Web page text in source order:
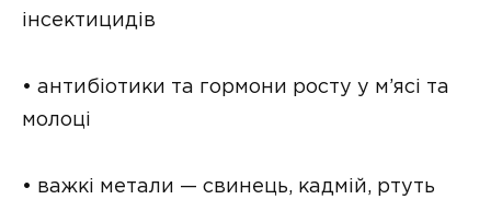
інсектицидів
• антибіотики та гормони росту у м’ясі та
молоці
• важкі метали — свинець, кадмій, ртуть